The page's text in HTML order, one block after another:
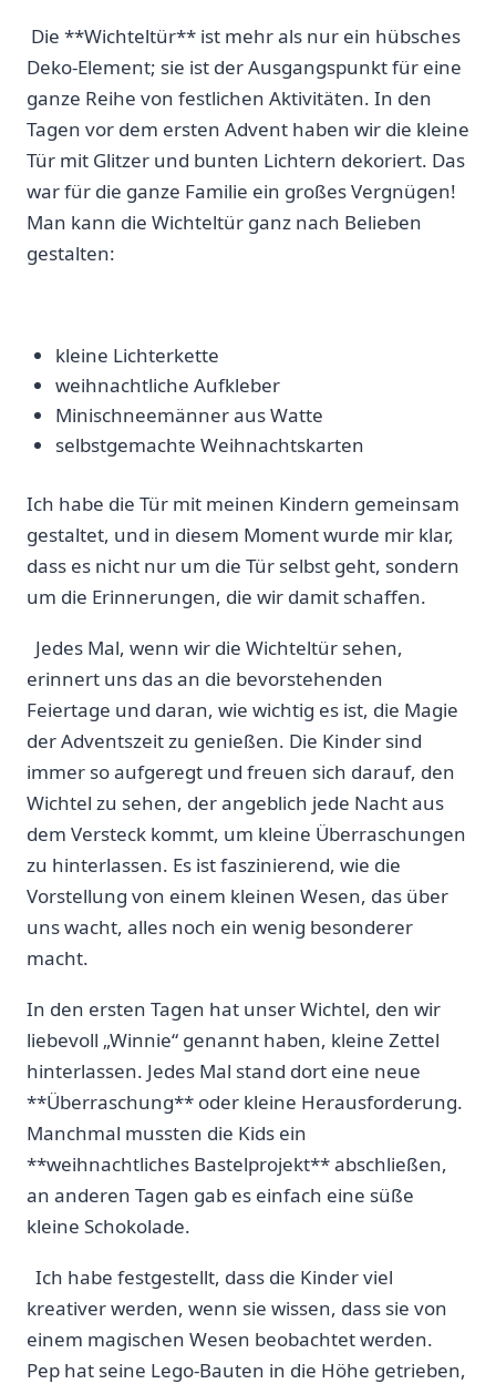
​⁣ Die **Wichteltür** ist mehr als⁢ nur ein hübsches
Deko-Element; ⁢sie ist ‌der⁢ Ausgangspunkt ⁤für eine
‌ganze Reihe von⁢ festlichen Aktivitäten. In den
Tagen vor dem ersten Advent haben⁤ wir​ die kleine‍
Tür mit ​Glitzer und bunten⁣ Lichtern dekoriert. Das
war ​für ‍die ganze Familie⁤ ein ‌großes Vergnügen!
‍Man kann⁣ die Wichteltür ganz nach ⁢Belieben
gestalten:⁤
kleine Lichterkette
weihnachtliche Aufkleber
Minischneemänner aus⁤ Watte
selbstgemachte ‍Weihnachtskarten
⁤Ich habe​ die ⁢Tür mit ⁢meinen Kindern gemeinsam
gestaltet, und in diesem ⁣Moment wurde mir klar,
dass es ‍nicht nur um die Tür⁤ selbst geht, sondern
um die Erinnerungen, die wir ‍damit schaffen.
⁢ ⁤ Jedes Mal, wenn wir die Wichteltür sehen,
erinnert uns das an die‍ bevorstehenden
Feiertage und​ daran,⁤ wie wichtig es ist, die Magie
der Adventszeit zu genießen.⁢ Die⁤ Kinder sind
immer ‍so aufgeregt ‍und ⁢freuen‍ sich darauf, den‍
Wichtel zu sehen, der ‍angeblich jede Nacht ⁤aus‍
dem Versteck kommt, ​um ⁤kleine Überraschungen‍
zu hinterlassen. Es⁤ ist​ faszinierend, ​wie die‌
Vorstellung​ von einem⁣ kleinen⁣ Wesen, ⁣das über
uns wacht, alles ⁣noch ein wenig besonderer
macht.‌
In den ​ersten Tagen hat ⁢unser Wichtel,⁤ den wir
liebevoll „Winnie“ genannt haben,‌ kleine Zettel⁢
hinterlassen. Jedes Mal stand dort eine neue
**Überraschung** oder kleine Herausforderung.
Manchmal⁢ mussten die ⁣Kids ein
⁢**weihnachtliches Bastelprojekt**⁤ abschließen,
‌an ⁢anderen Tagen⁣ gab⁢ es einfach eine süße
kleine Schokolade.
⁤ ⁤ Ich habe festgestellt, dass ⁣die Kinder viel
kreativer werden,⁢ wenn sie wissen, ⁢dass sie‌ von​
einem magischen Wesen beobachtet‌ werden.⁤
Pep hat seine Lego-Bauten in die ⁣Höhe ​getrieben,